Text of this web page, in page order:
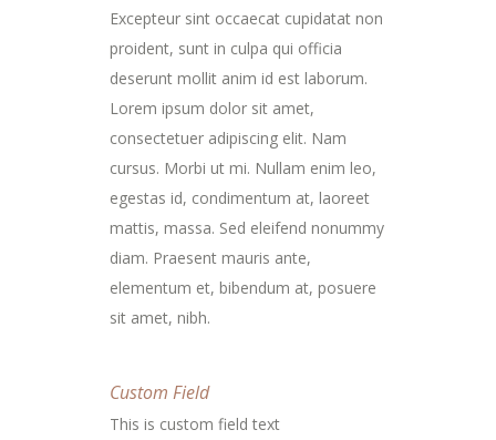
Excepteur sint occaecat cupidatat non
proident, sunt in culpa qui officia
deserunt mollit anim id est laborum.
Lorem ipsum dolor sit amet,
consectetuer adipiscing elit. Nam
cursus. Morbi ut mi. Nullam enim leo,
egestas id, condimentum at, laoreet
mattis, massa. Sed eleifend nonummy
diam. Praesent mauris ante,
elementum et, bibendum at, posuere
sit amet, nibh.
Custom Field
This is custom field text